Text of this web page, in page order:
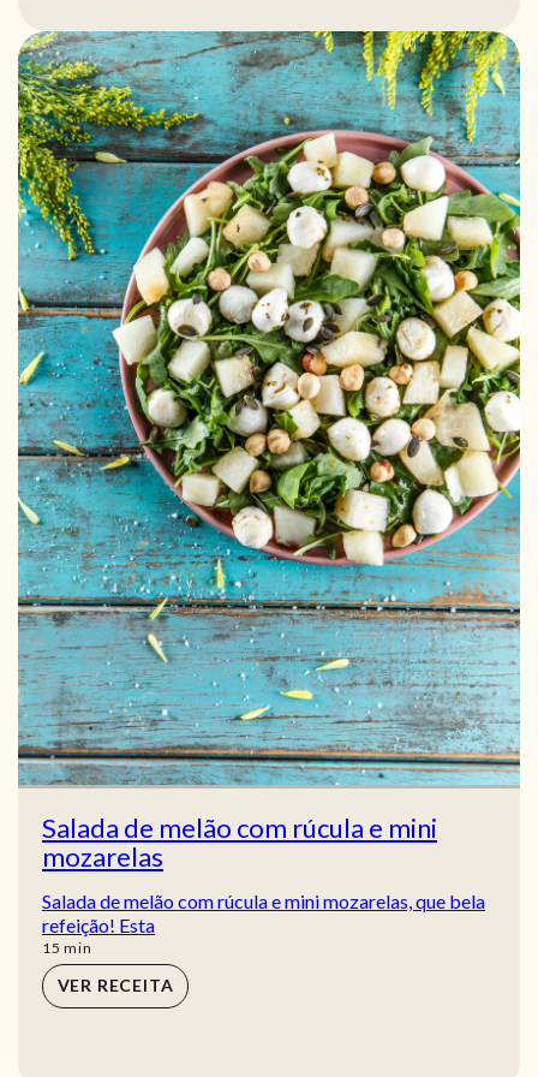
Salada de melão com rúcula e mini
mozarelas
Salada de melão com rúcula e mini mozarelas, que bela
refeição! Esta
15 min
min
VER RECEITA